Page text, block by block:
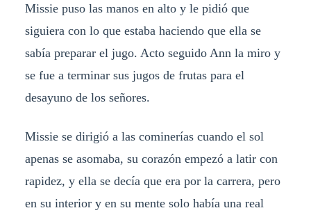
Missie puso las manos en alto y le pidió que
siguiera con lo que estaba haciendo que ella se
sabía preparar el jugo. Acto seguido Ann la miro y
se fue a terminar sus jugos de frutas para el
desayuno de los señores.
Missie se dirigió a las cominerías cuando el sol
apenas se asomaba, su corazón empezó a latir con
rapidez, y ella se decía que era por la carrera, pero
en su interior y en su mente solo había una real